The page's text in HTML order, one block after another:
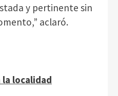
y pertinente sin
aclaró.
la localidad